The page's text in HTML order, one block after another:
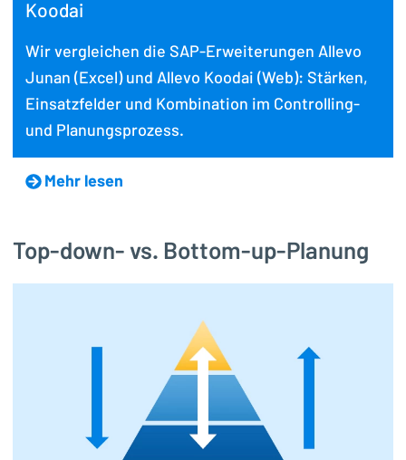
Koodai
Wir vergleichen die SAP-Erweiterungen Allevo
Junan (Excel) und Allevo Koodai (Web): Stärken,
Einsatzfelder und Kombination im Controlling-
und Planungsprozess.
Mehr lesen
Top-down- vs. Bottom-up-Planung